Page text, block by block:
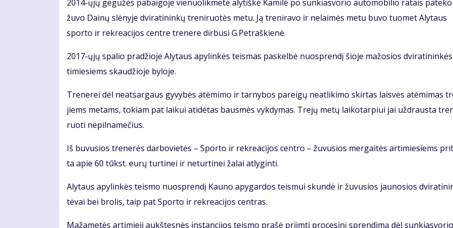
2014-ųjų ge­gu­žės pa­bai­go­je vie­nuo­lik­me­tė aly­tiš­kė Ka­mi­lė po sun­kias­vo­rio au­to­mo­bi­lio ra­tais
žu­vo Dai­nų slė­ny­je dvi­ra­ti­nin­kų tre­ni­ruo­tės me­tu. Ją tre­ni­ra­vo ir ne­lai­mės me­tu bu­vo tuo­met Aly­taus
spor­to ir rek­re­a­ci­jos cen­tre tre­ne­re dir­bu­si G.Pet­raš­kie­nė.
2017-ųjų spa­lio pra­džio­je Aly­taus apy­lin­kės teis­mas pa­skel­bė nuosp­ren­dį šio­je ma­žo­sios
ti­mie­siems skau­džio­je by­lo­je.
Tre­ne­rei dėl ne­at­sar­gaus gy­vy­bės at­ėmi­mo ir tar­ny­bos pa­rei­gų ne­at­li­ki­mo skir­tas lais­vės at­ėmi­mas
jiems me­tams, to­kiam pat lai­kui ati­dė­tas baus­mės vyk­dy­mas. Tre­jų me­tų lai­ko­tar­piui jai už­draus­ta
ruo­ti ne­pil­na­me­čius.
Iš bu­vu­sios tre­ne­rės dar­bo­vie­tės – Spor­to ir rek­re­a­ci­jos cen­tro – žu­vu­sios mer­gai­tės ar­ti­mie­siems
ta apie 60 tūkst. eu­rų tur­ti­nei ir ne­tur­ti­nei ža­lai at­ly­gin­ti.
Aly­taus apy­lin­kės teis­mo nuosp­ren­dį Kau­no apy­gar­dos teis­mui skun­dė ir žu­vu­sios jau­no­sios
tė­vai bei bro­lis, taip pat Spor­to ir rek­re­a­ci­jos cen­tras.
Ma­ža­me­tės ar­ti­mie­ji aukš­tes­nės ins­tan­ci­jos teis­mo pra­šė pri­im­ti pro­ce­si­nį spren­di­mą dėl